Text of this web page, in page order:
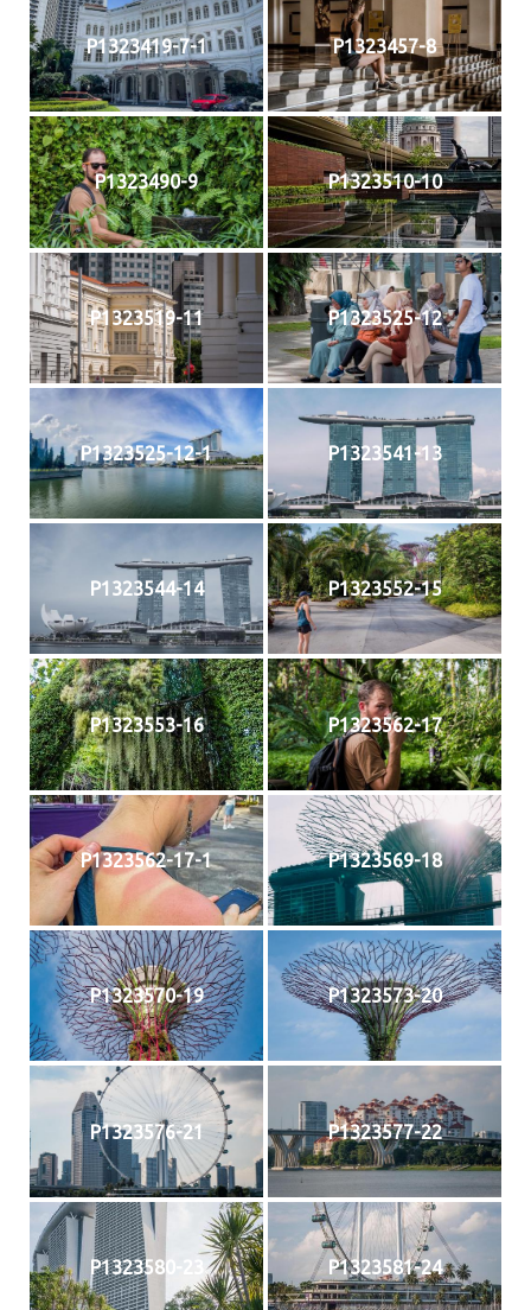
P1323419-7-1 P1323457-8
P1323490-9 P1323510-10
P1323519-11 P1323525-12
P1323525-12-1 P1323541-13
P1323544-14 P1323552-15
P1323553-16 P1323562-17
P1323562-17-1 P1323569-18
P1323570-19 P1323573-20
P1323576-21 P1323577-22
P1323580-23 P1323581-24